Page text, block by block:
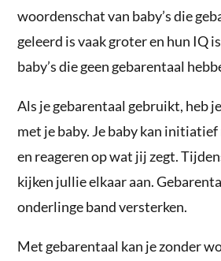
woordenschat van baby’s die
geleerd is vaak groter en hun IQ
baby’s die geen gebarentaal
Als je gebarentaal gebruikt, heb
met je baby. Je baby kan
en reageren op wat jij zegt.
kijken jullie elkaar aan.
onderlinge band versterken.
Met gebarentaal kan je zonder